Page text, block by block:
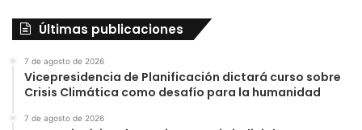
Últimas publicaciones
7 de agosto de 2026
Vicepresidencia de Planificación dictará curso sobre
Crisis Climática como desafío para la humanidad
7 de agosto de 2026